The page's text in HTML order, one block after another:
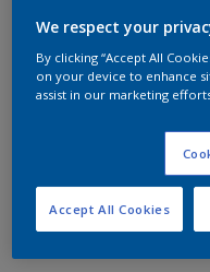
te bestellen. Houd de
er hard aan om de
We respect your
By clicking “Accept All
on your device to enhance
assist in our marketing
Accept All Cookies